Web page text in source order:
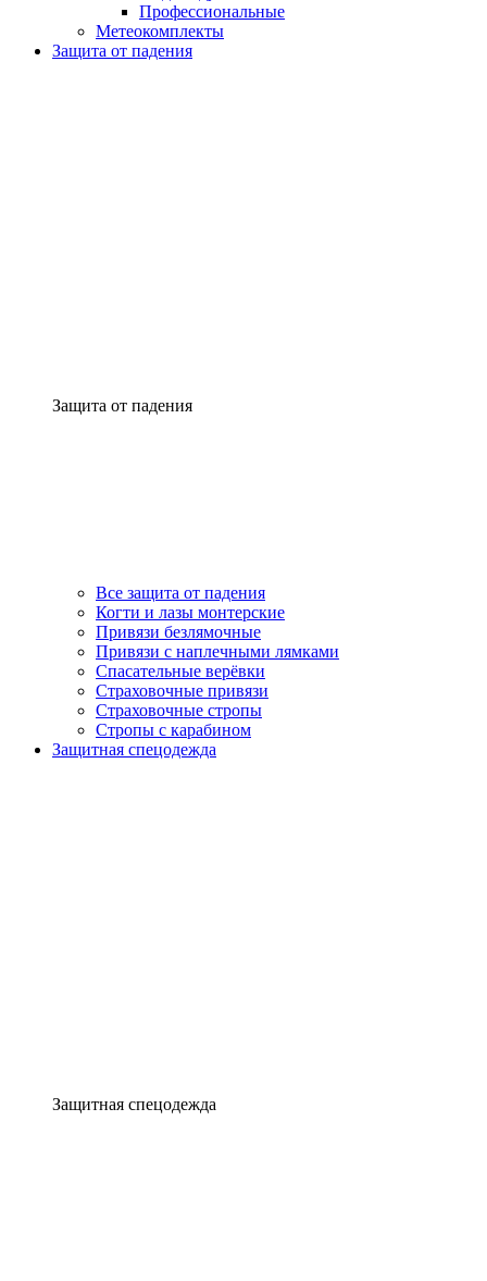
Профессиональные
Метеокомплекты
Защита от падения
Защита от падения
Все защита от падения
Когти и лазы монтерские
Привязи безлямочные
Привязи с наплечными лямками
Спасательные верёвки
Страховочные привязи
Страховочные стропы
Стропы с карабином
Защитная спецодежда
Защитная спецодежда